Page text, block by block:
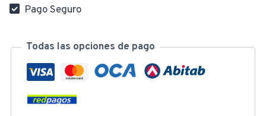
Pago Seguro
Todas las opciones de pago